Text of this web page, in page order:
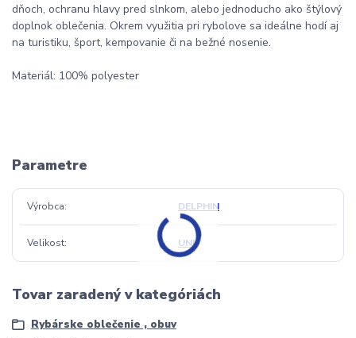
dňoch, ochranu hlavy pred slnkom, alebo jednoducho ako štýlový
doplnok oblečenia. Okrem využitia pri rybolove sa ideálne hodí aj
na turistiku, šport, kempovanie či na bežné nosenie.
Materiál: 100% polyester
Parametre
Výrobca DELPHIN
Velikost UNI
Tovar zaradený v kategóriách
Rybárske oblečenie , obuv